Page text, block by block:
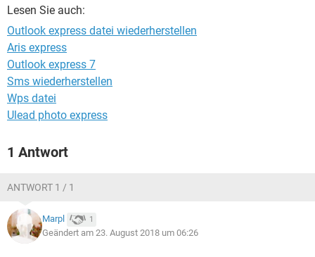
Lesen Sie auch:
Outlook express datei wiederherstellen
Aris express
Outlook express 7
Sms wiederherstellen
Wps datei
Ulead photo express
1 Antwort
ANTWORT 1 / 1
Marpl 1
Geändert am 23. August 2018 um 06:26